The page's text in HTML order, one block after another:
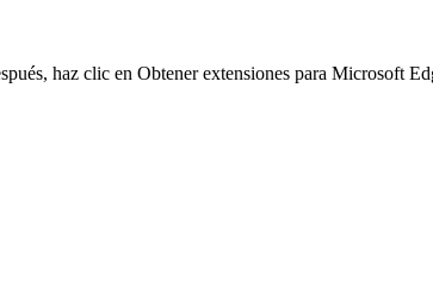
haz clic en Obtener extensiones para Microsoft